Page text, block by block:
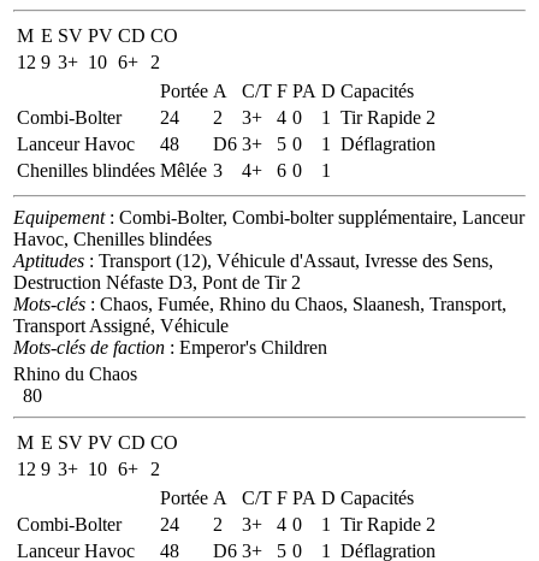
M E SV PV CD CO
12 9 3+ 10 6+
2
Portée A C/T F PA D Capacités
Combi-Bolter
24 2 3+ 4 0 1
Tir Rapide 2
Lanceur Havoc
48 D6 3+ 5 0 1
Déflagration
Chenilles blindées Mêlée 3 4+ 6 0 1
Equipement: Combi-Bolter, Combi-bolter supplémentaire, Lanceur
Havoc, Chenilles blindées
Aptitudes : Transport (12), Véhicule d'Assaut, Ivresse des Sens,
Destruction Néfaste D3, Pont de Tir 2
Mots-clés : Chaos, Fumée, Rhino du Chaos, Slaanesh, Transport,
Transport Assigné, Véhicule
Mots-clés de faction : Emperor's Children
Rhino du Chaos
80
M E SV PV CD CO
12 9 3+ 10 6+
2
Portée A C/T F PA D Capacités
Combi-Bolter
24 2 3+ 4 0 1
Tir Rapide 2
Lanceur Havoc
48 D6 3+ 5 0 1 Déflagration